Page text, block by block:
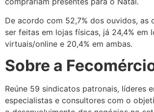
De acordo com 52,7% dos ouvidos, as
ser feitas em lojas físicas, já 24,4% em
virtuais/online e 20,4% em ambas.
Sobre a
Reúne 59 sindicatos patronais, líderes
especialistas e consultores com o